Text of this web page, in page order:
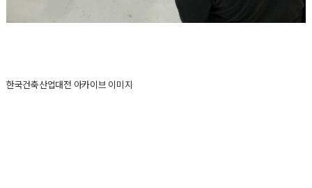
한국건축산업대전 아카이브 이미지